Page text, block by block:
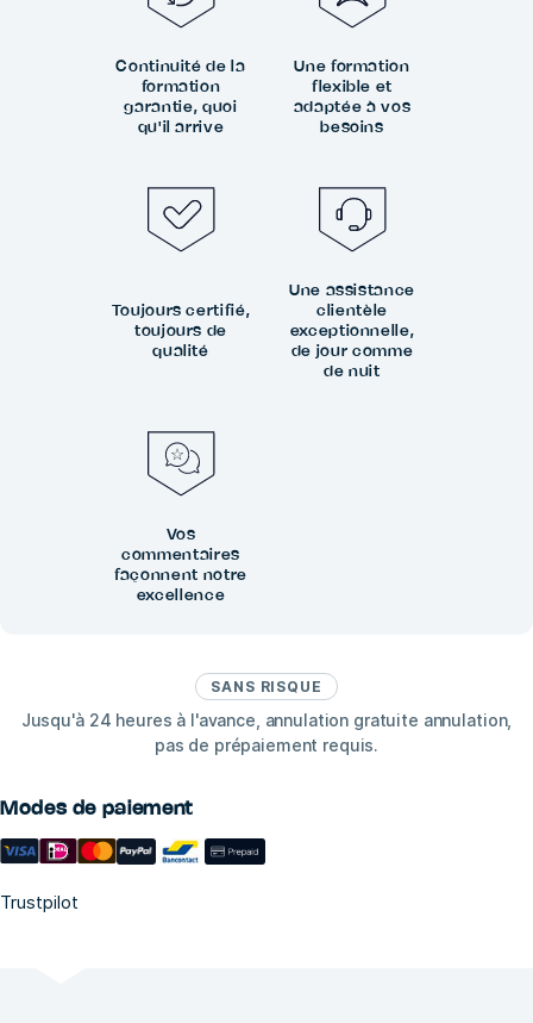
SANS RISQUE
Jusqu'à 24 heures à l'avance, annulation gratuite annulation,
pas de prépaiement requis.
Modes de paiement
Trustpilot
Continuité de la
formation
garantie, quoi
qu'il arrive
Une formation
flexible et
adaptée à vos
besoins
Toujours certifié,
toujours de
qualité
Une assistance
clientèle
exceptionnelle,
de jour comme
de nuit
Vos
commentaires
façonnent notre
excellence